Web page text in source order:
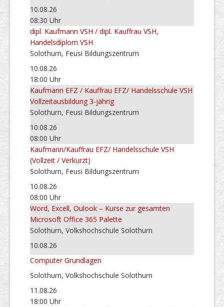
10.08.26
08:30 Uhr
dipl. Kaufmann VSH / dipl. Kauffrau VSH,
Handelsdiplom VSH
Solothurn, Feusi Bildungszentrum
10.08.26
18:00 Uhr
Kaufmann EFZ / Kauffrau EFZ/ Handelsschule VSH
Vollzeitausbildung 3-jährig
Solothurn, Feusi Bildungszentrum
10.08.26
08:00 Uhr
Kaufmann/Kauffrau EFZ/ Handelsschule VSH
(Vollzeit / Verkürzt)
Solothurn, Feusi Bildungszentrum
10.08.26
08:00 Uhr
Word, Excell, Oulook – Kurse zur gesamten
Microsoft Office 365 Palette
Solothurn, Volkshochschule Solothurn
10.08.26
Computer Grundlagen
Solothurn, Volkshochschule Solothurn
11.08.26
18:00 Uhr